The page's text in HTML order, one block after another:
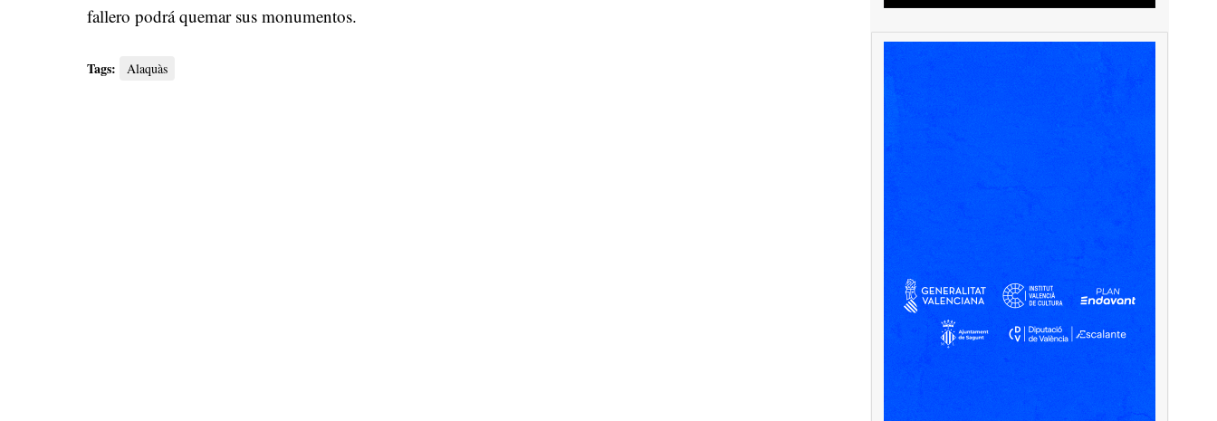
fallero podrá quemar sus monumentos.
Tags: Alaquàs